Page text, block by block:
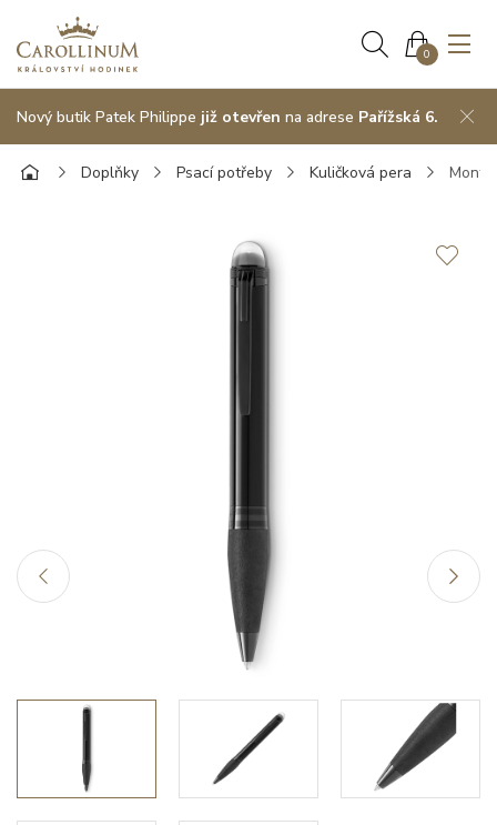
0
Nový butik Patek Philippe již otevřen na adrese Pařížská 6.
Doplňky Psací potřeby Kuličková pera